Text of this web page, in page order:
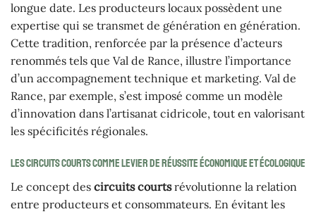
longue date. Les producteurs locaux possèdent une
expertise qui se transmet de génération en génération.
Cette tradition, renforcée par la présence d’acteurs
renommés tels que Val de Rance, illustre l’importance
d’un accompagnement technique et marketing. Val de
Rance, par exemple, s’est imposé comme un modèle
d’innovation dans l’artisanat cidricole, tout en valorisant
les spécificités régionales.
Les circuits courts comme levier de réussite économique et écologique
Le concept des circuits courtsrévolutionne la relation
entre producteurs et consommateurs. En évitant les